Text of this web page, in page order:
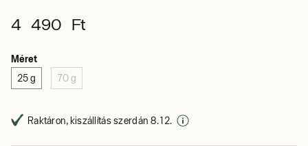
4 490 Ft
Méret
25 g 70 g
Raktáron, kiszállítás szerdán 8. 12.